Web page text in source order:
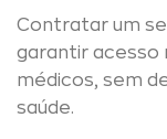
Contratar um
garantir acesso
médicos, sem
saúde.